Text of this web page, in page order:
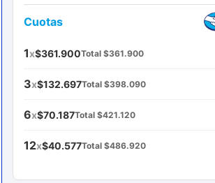
Cuotas
1x$361.900Total $361.900
3x$132.697Total $398.090
6x$70.187Total $421.120
12x$40.577Total $486.920